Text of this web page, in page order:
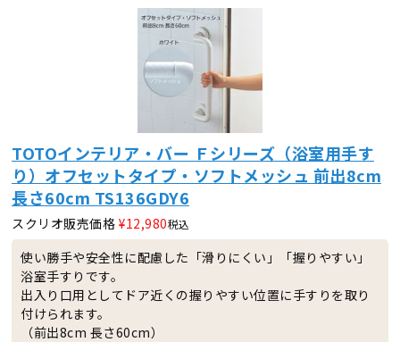
TOTOインテリア・バー Ｆシリーズ（浴室用手す
り）オフセットタイプ・ソフトメッシュ 前出8cm
長さ60cm TS136GDY6
スクリオ販売価格 ¥12,980税込
使い勝手や安全性に配慮した「滑りにくい」「握りやすい」
浴室手すりです。
出入り口用としてドア近くの握りやすい位置に手すりを取り
付けられます。
（前出8cm 長さ60cm）